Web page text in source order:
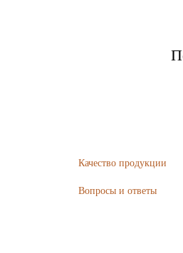
Качество продукции
Вопросы и ответы